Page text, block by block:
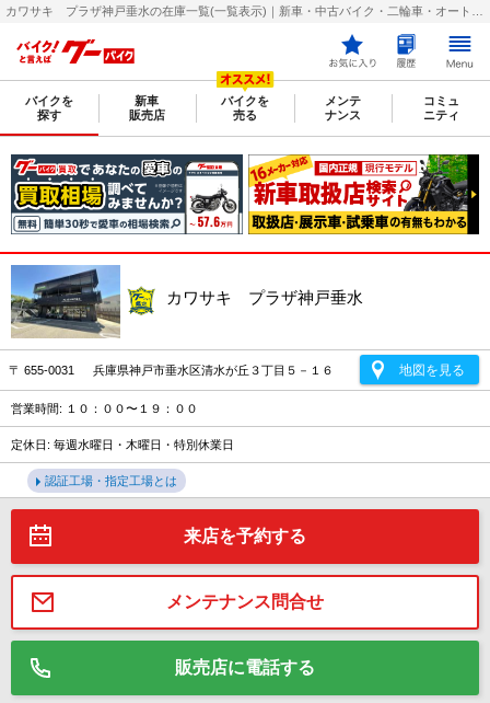
バイクを
探す
新車
販売店
バイクを
売る
メンテ
ナンス
コミュ
ニティ
カワサキ プラザ神戸垂水
〒 655-0031 兵庫県神戸市垂水区清水が丘３丁目５－１６ 地図を見る
営業時間: １０：００〜１９：００
定休日: 毎週水曜日・木曜日・特別休業日
認証工場・指定工場とは
来店を予約する
メンテナンス問合せ
販売店に電話する